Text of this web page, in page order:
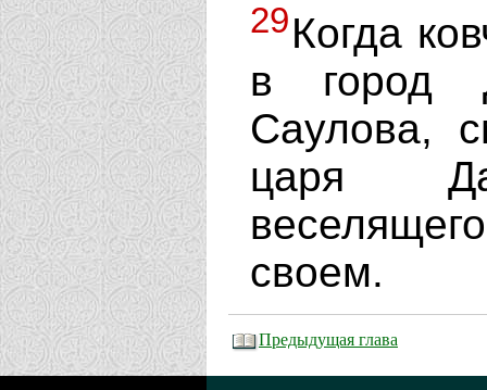
29Когда
в город
Саулова,
царя
своем.
Предыдущая глава